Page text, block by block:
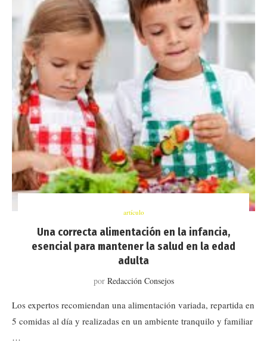
artículo
Una correcta alimentación en la infancia,
esencial para mantener la salud en la edad
adulta
por Redacción Consejos
Los expertos recomiendan una alimentación variada, repartida en
5 comidas al día y realizadas en un ambiente tranquilo y familiar
…